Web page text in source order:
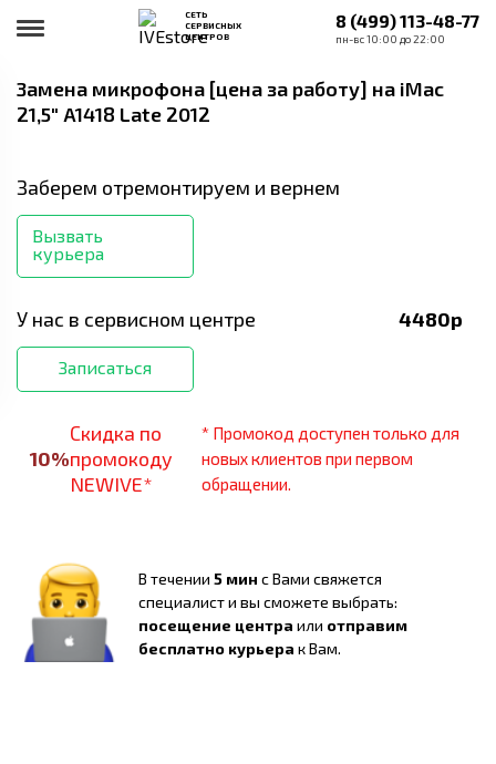
СЕТЬ
СЕРВИСНЫХ
ЦЕНТРОВ
8 (499) 113-48-77
пн-вс 10:00 до 22:00
Замена микрофона [цена за работу] на iMac
21,5" A1418 Late 2012
Заберем отремонтируем и вернем
Вызвать
курьера
У нас в сервисном центре 4480р
Записаться
10%
Скидка по
промокоду
NEWIVE*
* Промокод доступен только для
новых клиентов при первом
обращении.
В течении 5 мин с Вами свяжется
специалист и вы сможете выбрать:
посещение центра или отправим
бесплатно курьера к Вам.